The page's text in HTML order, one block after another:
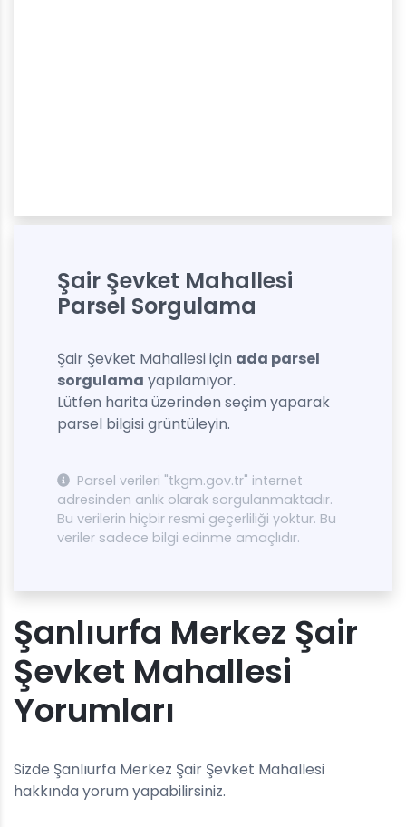
Şair Şevket Mahallesi
Parsel Sorgulama
Şair Şevket Mahallesi için ada parsel
sorgulama yapılamıyor.
Lütfen harita üzerinden seçim yaparak
parsel bilgisi grüntüleyin.
Parsel verileri "tkgm.gov.tr" internet
adresinden anlık olarak sorgulanmaktadır.
Bu verilerin hiçbir resmi geçerliliği yoktur. Bu
veriler sadece bilgi edinme amaçlıdır.
Şanlıurfa Merkez Şair
Şevket Mahallesi
Yorumları
Sizde Şanlıurfa Merkez Şair Şevket Mahallesi
hakkında yorum yapabilirsiniz.